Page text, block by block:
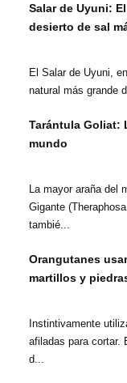
Salar de Uyuni:
desierto de sal
El Salar de Uyuni,
natural más grande
Tarántula Goliat:
mundo
La mayor araña del
Gigante
tambié...
Orangutanes
martillos y
Instintivamente
afiladas para cortar.
d...